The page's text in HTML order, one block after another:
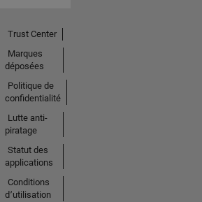
Trust Center
Marques
déposées
Politique de
confidentialité
Lutte anti-
piratage
Statut des
applications
Conditions
d՚utilisation